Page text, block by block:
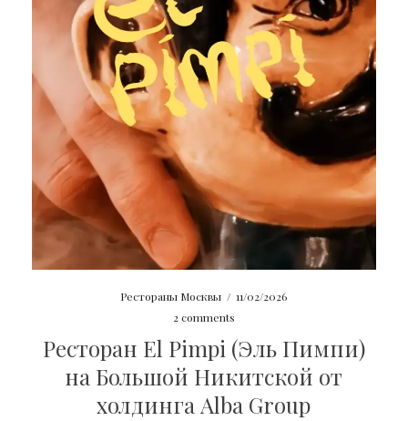
Рестораны Москвы / 11/02/2026
2 comments
Ресторан El Pimpi (Эль Пимпи)
на Большой Никитской от
холдинга Alba Group